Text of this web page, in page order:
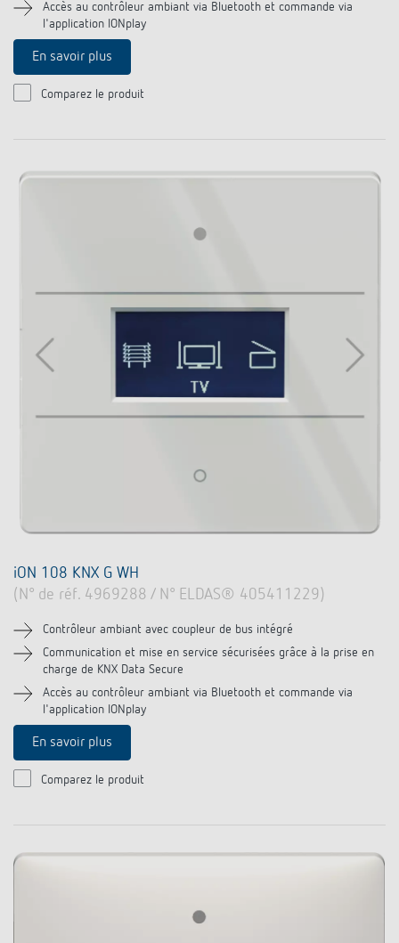
Accès au contrôleur ambiant via Bluetooth et commande via
l'application IONplay
En savoir plus
Comparez le produit
iON 108 KNX G WH
(N° de réf. 4969288 / N° ELDAS® 405411229)
Contrôleur ambiant avec coupleur de bus intégré
Communication et mise en service sécurisées grâce à la prise en
charge de KNX Data Secure
Accès au contrôleur ambiant via Bluetooth et commande via
l'application IONplay
En savoir plus
Comparez le produit